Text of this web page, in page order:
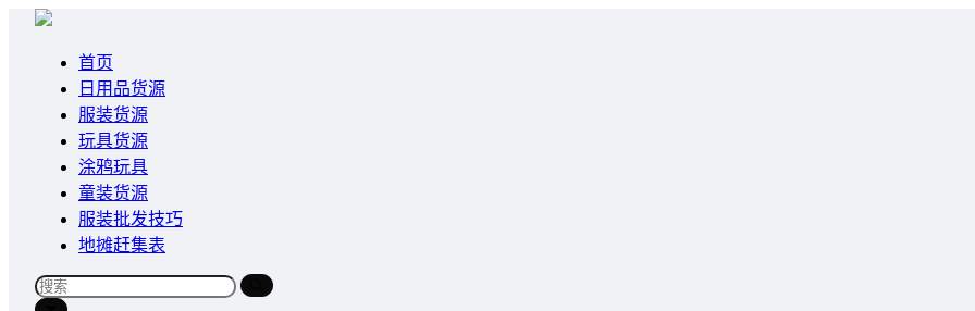
首页
日用品货源
服装货源
玩具货源
涂鸦玩具
童装货源
服装批发技巧
地摊赶集表